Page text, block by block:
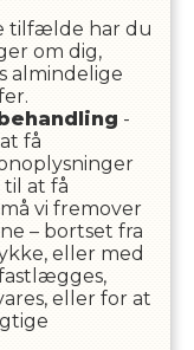
tilfælde har du
om dig,
almindelige
-
få
at få
vi fremover
– bortset fra
eller med
eller for at